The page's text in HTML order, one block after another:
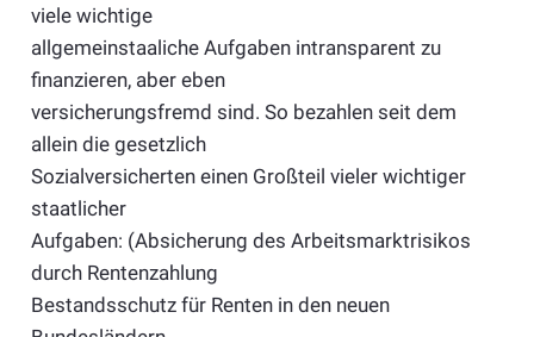
viele wichtige
allgemeinstaaliche Aufgaben intransparent zu
finanzieren, aber eben
versicherungsfremd sind. So bezahlen seit dem
allein die gesetzlich
Sozialversicherten einen Großteil vieler wichtiger
staatlicher
Aufgaben: (Absicherung des Arbeitsmarktrisikos
durch Rentenzahlung
Bestandsschutz für Renten in den neuen